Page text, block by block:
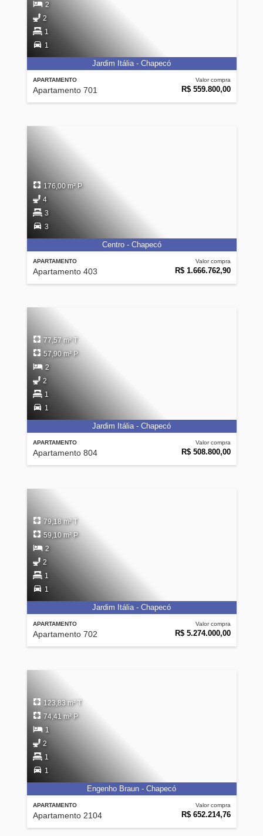
APARTAMENTO
Apartamento 701
Valor compra
R$ 559.800,00
2
2
1
1
Jardim Itália - Chapecó
APARTAMENTO
Apartamento 403
Valor compra
R$ 1.666.762,90
176,00 m² P
4
3
3
Centro - Chapecó
APARTAMENTO
Apartamento 804
Valor compra
R$ 508.800,00
77,57 m² T
57,90 m² P
2
2
1
1
Jardim Itália - Chapecó
APARTAMENTO
Apartamento 702
Valor compra
R$ 5.274.000,00
79,18 m² T
59,10 m² P
2
2
1
1
Jardim Itália - Chapecó
APARTAMENTO
Apartamento 2104
Valor compra
R$ 652.214,76
123,83 m² T
74,41 m² P
1
2
1
1
Engenho Braun - Chapecó